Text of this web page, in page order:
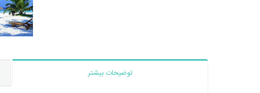
توضیحات بیشتر